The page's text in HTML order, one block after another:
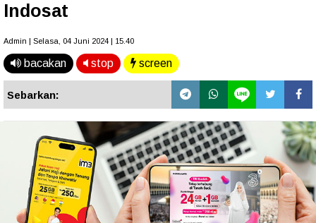
Indosat
Admin | Selasa, 04 Juni 2024 | 15.40
bacakan stop screen
Sebarkan: